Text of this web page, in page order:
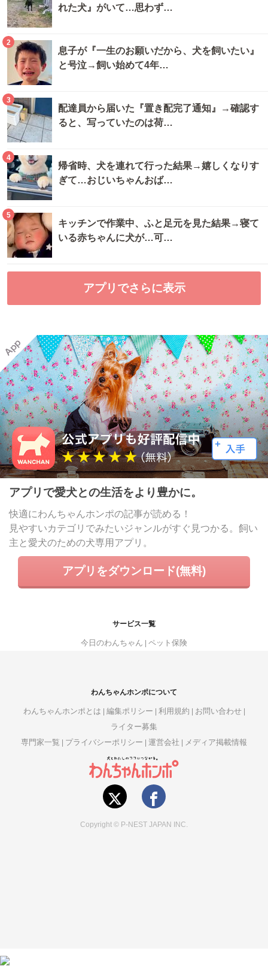
れた犬』がいて…思わず…
2
息子が『一生のお願いだから、犬を飼いたい』
と号泣→飼い始めて4年…
3
配達員から届いた『置き配完了通知』→確認す
ると、写っていたのは荷…
4
帰省時、犬を連れて行った結果→嬉しくなりす
ぎて…おじいちゃんおば…
5
キッチンで作業中、ふと足元を見た結果→寝て
いる赤ちゃんに犬が…可…
アプリでさらに表示
アプリで愛犬との生活をより豊かに。
快適にわんちゃんホンポの記事が読める！
見やすいカテゴリでみたいジャンルがすぐ見つかる。飼い
主と愛犬のための犬専用アプリ。
アプリをダウンロード(無料)
サービス一覧
今日のわんちゃん ペット保険
わんちゃんホンポについて
わんちゃんホンポとは 編集ポリシー 利用規約
お問い合わせ
ライター募集
専門家一覧
プライバシーポリシー 運営会社 メディア掲載情報
Copyright © P-NEST JAPAN INC.